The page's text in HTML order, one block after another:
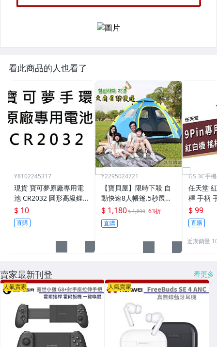
看此商品的人也看了
Y8102245317
現貨 寶可夢原廠專用電
池 CR2032 圓形高級鋰
電池 一顆 10 元
$ 10
直購
Y2295024721
【寶貝屋】限時下殺 自
動快速8人帳篷.5秒展開
完成八人帳蓬.露營戶外
登山帳棚.懶人帳篷.老手.
新手帳篷 六角摺疊
$ 1,180$ 1,890 63折
直購
GS 3C手
任天堂 紅
桿 手柄
n專用 熱
莉 雪人
戲適用
$ 99
直購
近期銷量
賣家最新刊登 看更多
人氣賣家 人氣賣家